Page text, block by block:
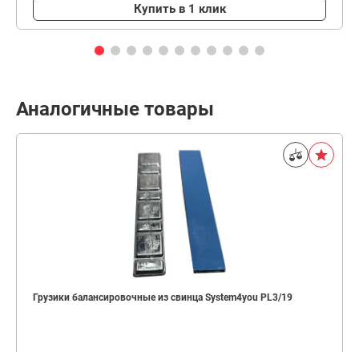
Купить в 1 клик
Аналогичные товары
Грузики балансировочные из свинца System4you PL3/19